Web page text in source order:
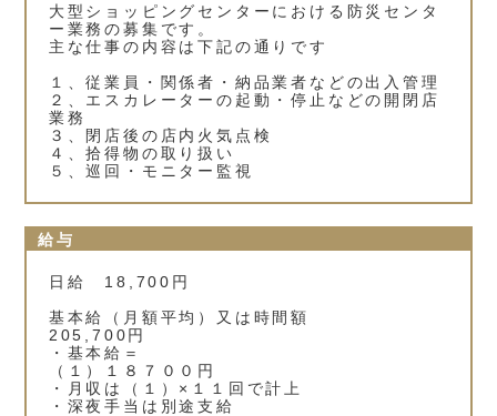
大型ショッピングセンターにおける防災センタ
ー業務の募集です。
主な仕事の内容は下記の通りです
１、従業員・関係者・納品業者などの出入管理
２、エスカレーターの起動・停止などの開閉店
業務
３、閉店後の店内火気点検
４、拾得物の取り扱い
５、巡回・モニター監視
給与
日給 18,700円
基本給（月額平均）又は時間額
205,700円
・基本給＝
（１）１８７００円
・月収は（１）×１１回で計上
・深夜手当は別途支給